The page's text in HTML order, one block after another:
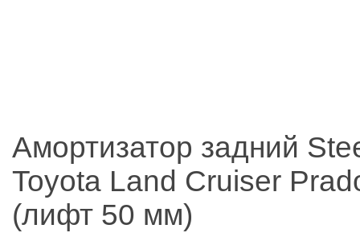
Амортизатор задний
Toyota Land Cruiser
(лифт 50 мм)